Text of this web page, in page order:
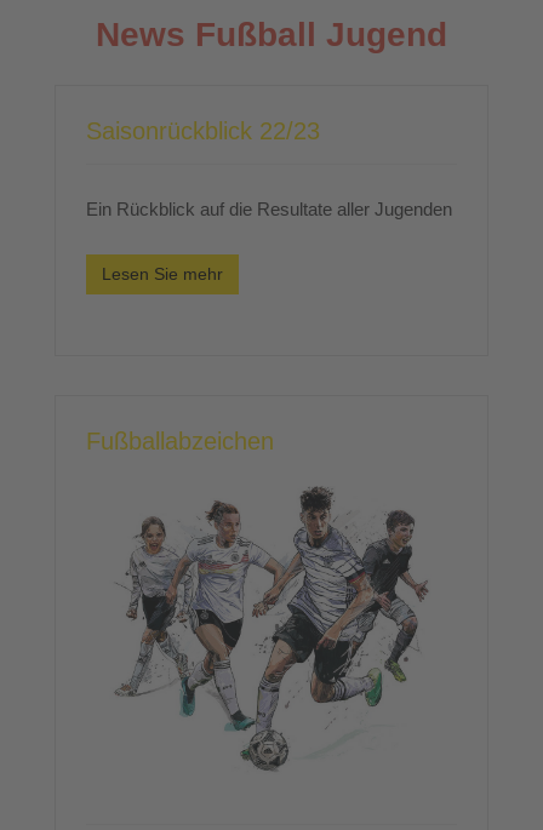
News Fußball Jugend
Saisonrückblick 22/23
Ein Rückblick auf die Resultate aller Jugenden
Lesen Sie mehr
Fußballabzeichen